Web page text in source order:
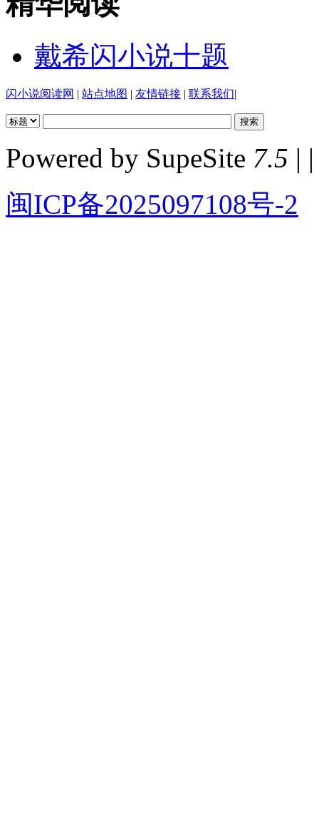
戴希闪小说十题
闪小说阅读网 | 站点地图 | 友情链接 | 联系我们|
Powered by SupeSite 7.5 | |
闽ICP备2025097108号-2